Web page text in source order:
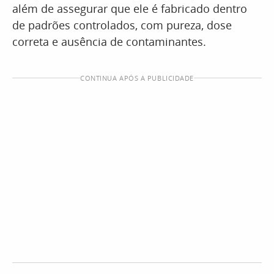
além de assegurar que ele é fabricado dentro
de padrões controlados, com pureza, dose
correta e ausência de contaminantes.
CONTINUA APÓS A PUBLICIDADE